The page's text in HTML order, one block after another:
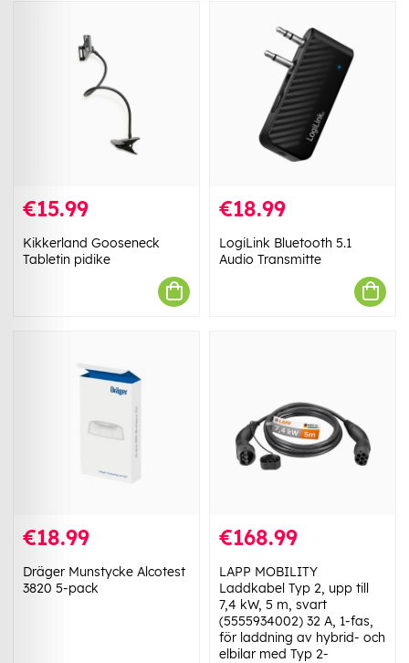
€15.99
Kikkerland Gooseneck
Tabletin pidike
€18.99
LogiLink Bluetooth 5.1
Audio Transmitte
€18.99
Dräger Munstycke Alcotest
3820 5-pack
€168.99
LAPP MOBILITY
Laddkabel Typ 2, upp till
7,4 kW, 5 m, svart
(5555934002) 32 A, 1-fas,
för laddning av hybrid- och
elbilar med Typ 2-